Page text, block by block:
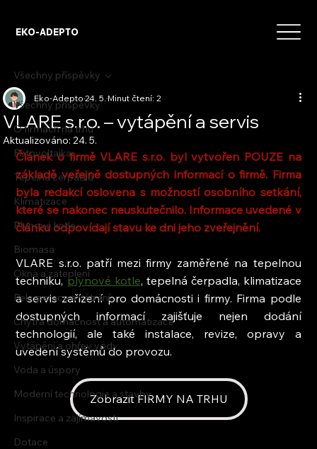
EKO-ADEPTO
Všechny příspěvky
O firmách na trhu
Fotovoltaika
Tepelná čerpadla
Klimatizace
Plynové kotle
Biomasa
Okna a zateplení
Rekuperace a větrání
Chytrá domácnost a automatizace
Vytápění a ohřev vody
Voda a úspory
Moderní technologie a stavby
Inspirace a zajímavosti
Dotace
Všechny příspěvky
VLARE s.r.o. – vytápění a servis
Eko-Adepto24. 5.Minut čtení: 2
Aktualizováno:24. 5.
Článek o firmě VLARE s.r.o. byl vytvořen POUZE na
základě veřejně dostupných informací o firmě. Firma
byla redakcí oslovena s možností osobního setkání,
které se nakonec neuskutečnilo. Informace uvedené v
článku odpovídají stavu ke dni jeho zveřejnění.
VLARE s.r.o. patří mezi firmy zaměřené na tepelnou
techniku, plynové kotle, tepelná čerpadla, klimatizace
a servis zařízení pro domácnosti i firmy. Firma podle
dostupných informací zajišťuje nejen dodání
technologií, ale také instalace, revize, opravy a
uvedení systémů do provozu.
Zobrazit FIRMY NA TRHU